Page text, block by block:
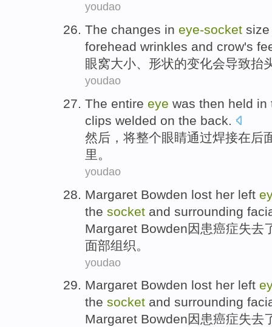
youdao
The changes in eye-socket size
forehead wrinkles and crow's
眼窝大小、 形状的变化会导致抬
youdao
The entire eye was then held in
clips welded on the back.
然后，将整个眼睛通过焊接在后
里。
youdao
Margaret Bowden lost her left
the socket and surrounding
Margaret Bowden因患癌症失去
面部组织。
youdao
Margaret Bowden lost her left
the socket and surrounding
Margaret Bowden因患癌症失去